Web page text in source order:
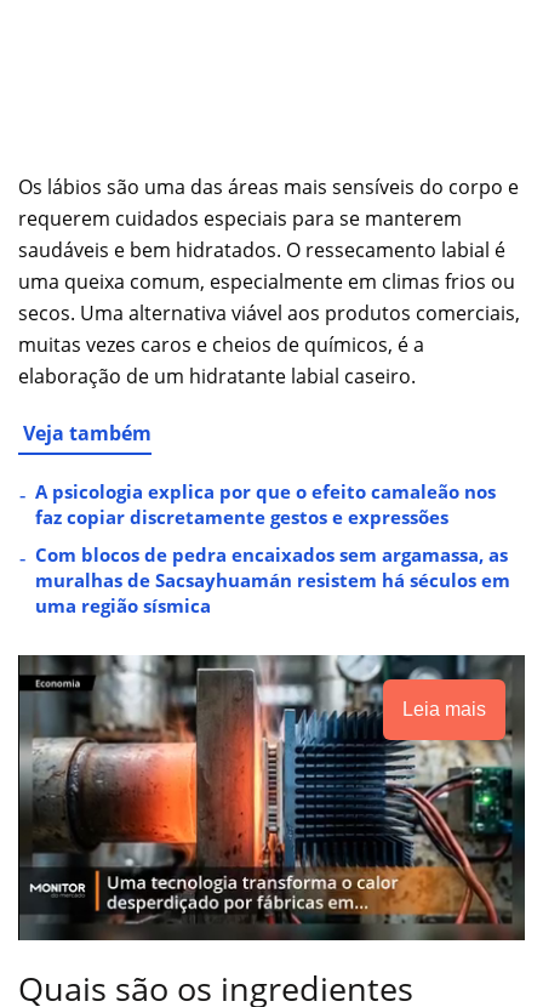
Os lábios são uma das áreas mais sensíveis do corpo e
requerem cuidados especiais para se manterem
saudáveis e bem hidratados. O ressecamento labial é
uma queixa comum, especialmente em climas frios ou
secos. Uma alternativa viável aos produtos comerciais,
muitas vezes caros e cheios de químicos, é a
elaboração de um hidratante labial caseiro.
Veja também
A psicologia explica por que o efeito camaleão nos
faz copiar discretamente gestos e expressões
Com blocos de pedra encaixados sem argamassa, as
muralhas de Sacsayhuamán resistem há séculos em
uma região sísmica
Leia mais
Quais são os ingredientes